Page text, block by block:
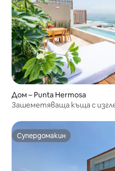
Дом – Punta Hermosa
Зашеметяваща къща с
Супердомакин
Супердомакин